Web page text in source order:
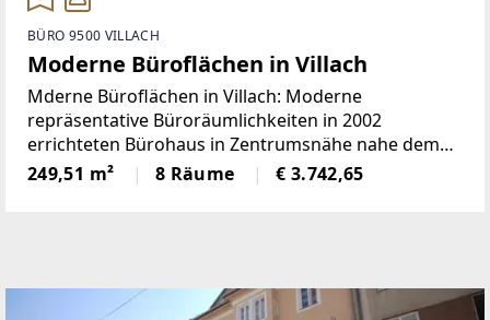
BÜRO 9500 VILLACH
Moderne Büroflächen in Villach
Mderne Büroflächen in Villach: Moderne
repräsentative Büroräumlichkeiten in 2002
errichteten Bürohaus in Zentrumsnähe nahe dem
Landeskrankenhaus. Die Flächen sind je nach Bedarf
intern relativ flexibel zu unterteilen. Das heißt es
249,51 m² 8 Räume € 3.742,65